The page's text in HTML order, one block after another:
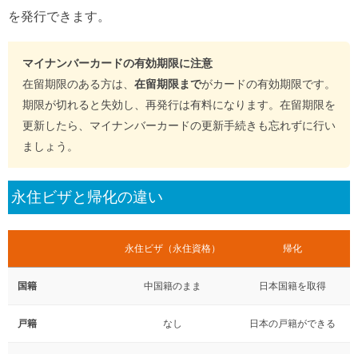
を発行できます。
マイナンバーカードの有効期限に注意
在留期限のある方は、 在留期限までがカードの有効期限です。
期限が切れると失効し、再発行は有料になります。在留期限を
更新したら、マイナンバーカードの更新手続きも忘れずに行い
ましょう。
永住ビザと帰化の違い
永住ビザ（永住資格） 帰化
国籍 中国籍のまま 日本国籍を取得
戸籍 なし 日本の戸籍ができる